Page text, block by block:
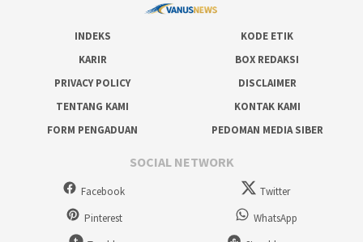
INDEKS
KODE ETIK
KARIR
BOX REDAKSI
PRIVACY POLICY
DISCLAIMER
TENTANG KAMI
KONTAK KAMI
FORM PENGADUAN
PEDOMAN MEDIA SIBER
SOCIAL NETWORK
Facebook
Twitter
Pinterest
WhatsApp